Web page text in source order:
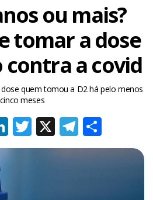
ou mais?
tomar a dose
a covid
quem tomou a D2 há pelo menos
cinco meses
LinkedIn
Twitter
X